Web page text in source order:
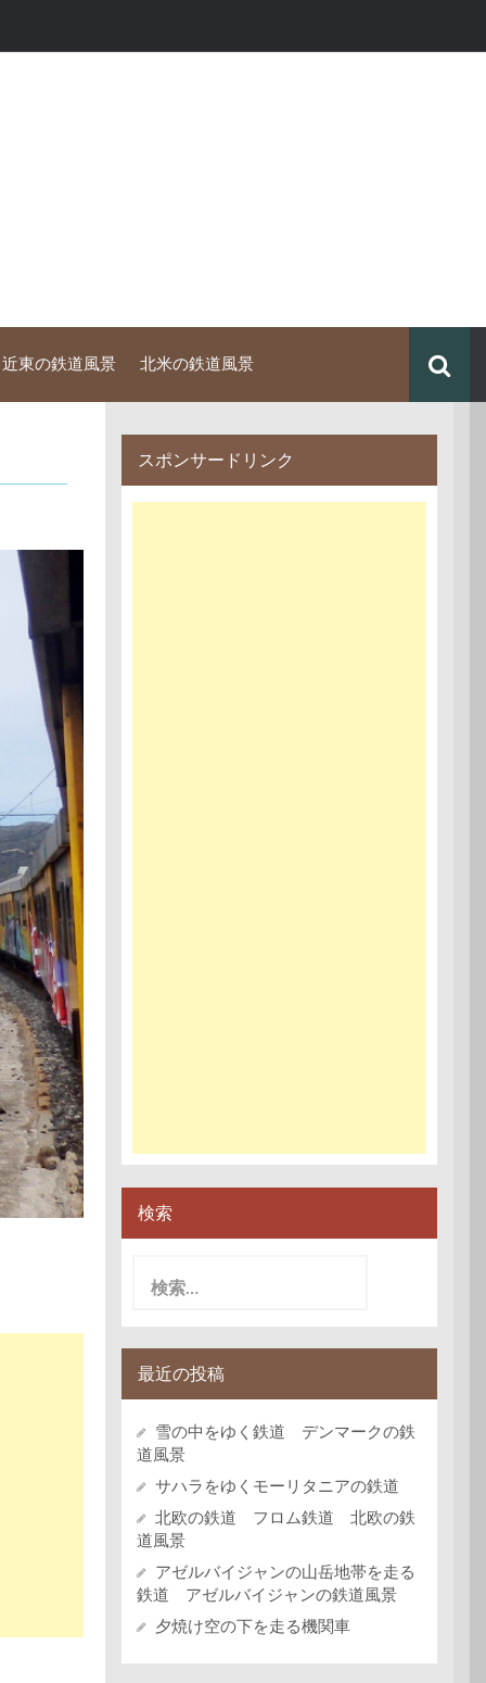
東の鉄道風景 北米の鉄道風景
スポンサードリンク
検索
最近の投稿
雪の中をゆく鉄道 デンマークの鉄
道風景
サハラをゆくモーリタニアの鉄道
北欧の鉄道 フロム鉄道 北欧の鉄
道風景
アゼルバイジャンの山岳地帯を走る
鉄道 アゼルバイジャンの鉄道風景
夕焼け空の下を走る機関車